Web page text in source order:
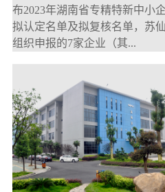
布2023年湖南省专精特新中小
拟认定名单及拟复核名单，苏
组织申报的7家企业（其...